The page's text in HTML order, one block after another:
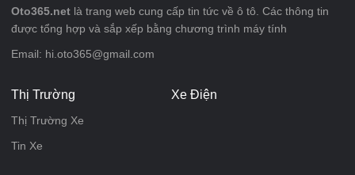
Oto365.net là trang web cung cấp tin tức về ô tô. Các thông tin
được tổng hợp và sắp xếp bằng chương trình máy tính
Email: hi.oto365@gmail.com
Thị Trường
Thị Trường Xe
Tin Xe
Xe Điện